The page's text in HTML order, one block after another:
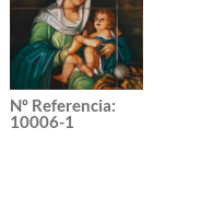
Nº Referencia:
10006-1